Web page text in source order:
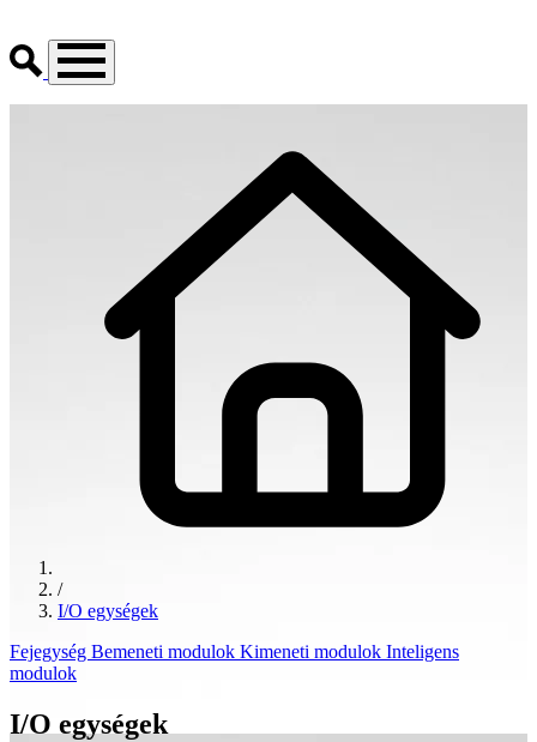
/
I/O egységek
Fejegység Bemeneti modulok Kimeneti modulok Inteligens
modulok
I/O egységek